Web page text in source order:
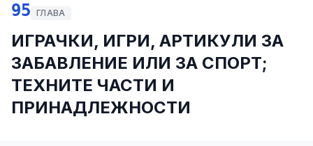
95 ГЛАВА
ИГРАЧКИ, ИГРИ, АРТИКУЛИ ЗА
ЗАБАВЛЕНИЕ ИЛИ ЗА СПОРТ;
ТЕХНИТЕ ЧАСТИ И
ПРИНАДЛЕЖНОСТИ